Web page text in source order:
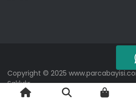
Copyright © 2025
Saklıdır.